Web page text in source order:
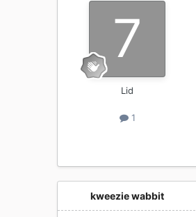
Lid
1
kweezie wabbit